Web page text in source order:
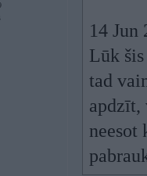
14 Jun
Lūk
tad
apdzīt,
neesot